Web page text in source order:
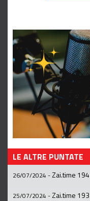
LE ALTRE PUNTATE
26/07/2024 -Zai.time 194
25/07/2024 -Zai.time 193